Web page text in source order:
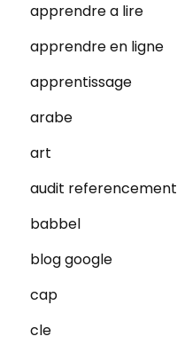
apprendre a lire
apprendre en ligne
apprentissage
arabe
art
audit referencement
babbel
blog google
cap
cle